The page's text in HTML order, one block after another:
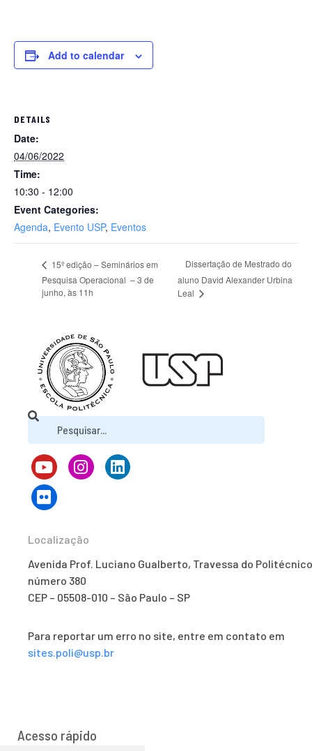
Add to calendar
DETAILS
Date:
04/06/2022
Time:
10:30 - 12:00
Event Categories:
Agenda, Evento USP, Eventos
15º edição – Seminários em
Pesquisa Operacional – 3 de
junho, às 11h
Dissertação de Mestrado do
aluno David Alexander Urbina
Leal
Localização
Avenida Prof. Luciano Gualberto, Travessa do
número 380
CEP – 05508-010 – São Paulo – SP
Para reportar um erro no site, entre em contato em
sites.poli@usp.br
Acesso rápido